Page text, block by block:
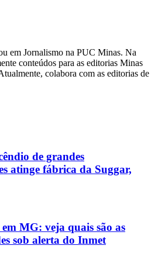
em Jornalismo na PUC Minas. Na
conteúdos para as editorias Minas
colabora com as editorias de
de grandes
atinge fábrica da Suggar,
MG: veja quais são as
sob alerta do Inmet